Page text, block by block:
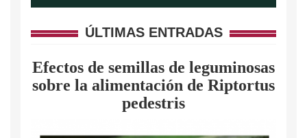
ÚLTIMAS ENTRADAS
Efectos de semillas de leguminosas
sobre la alimentación de Riptortus
pedestris